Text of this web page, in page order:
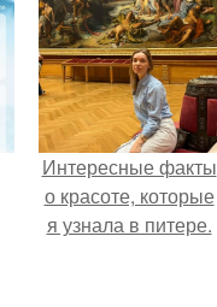
Интересные факты
о красоте, которые
я узнала в питере.